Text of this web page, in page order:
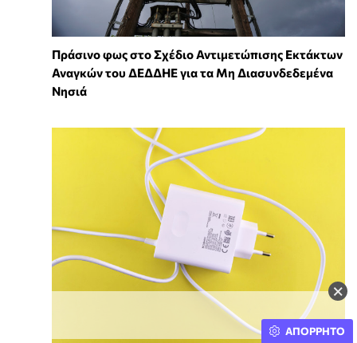
×
Πράσινο φως στο Σχέδιο Αντιμετώπισης Εκτάκτων
Αναγκών του ΔΕΔΔΗΕ για τα Μη Διασυνδεδεμένα
Νησιά
ΑΠΟΡΡΗΤΟ